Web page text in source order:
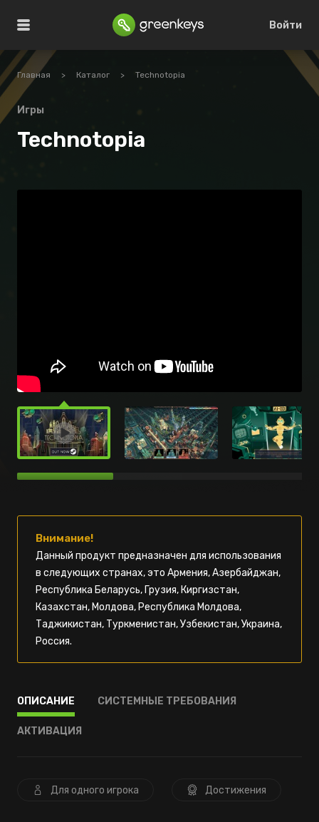
Войти
Главная > Каталог > Technotopia
Игры
Technotopia
Внимание!
Данный продукт предназначен для использования
в следующих странах, это Армения, Азербайджан,
Республика Беларусь, Грузия, Киргизстан,
Казахстан, Молдова, Республика Молдова,
Таджикистан, Туркменистан, Узбекистан, Украина,
Россия.
ОПИСАНИЕ СИСТЕМНЫЕ ТРЕБОВАНИЯ
АКТИВАЦИЯ
Для одного игрока Достижения